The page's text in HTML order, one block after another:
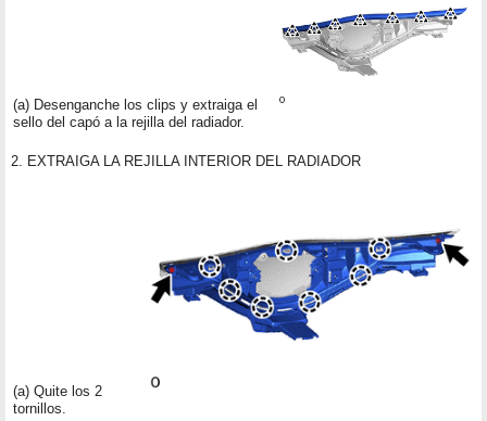
(a) Desenganche los clips y extraiga el
sello del capó a la rejilla del radiador.
2. EXTRAIGA LA REJILLA INTERIOR DEL RADIADOR
(a) Quite los 2
tornillos.